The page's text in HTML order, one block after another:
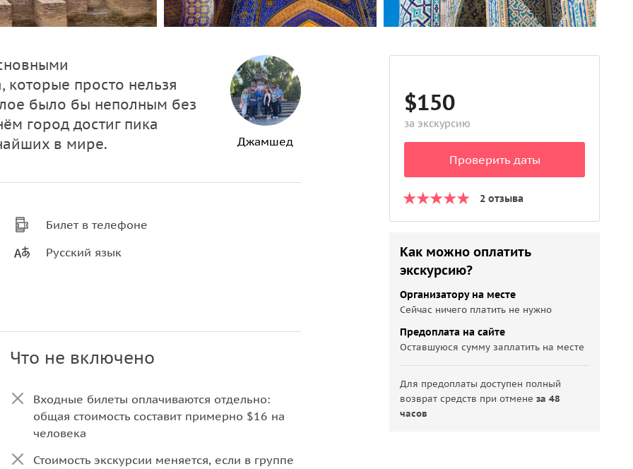
которые просто нельзя
было бы неполным без
город достиг пика
в мире.
Джамшед
Билет в телефоне
Русский язык
Что не включено
Входные билеты оплачиваются отдельно:
общая стоимость составит примерно $16 на
человека
Стоимость экскурсии меняется, если в группе
$150
за экскурсию
Проверить даты
2 отзыва
Как можно оплатить
экскурсию?
Организатору на месте
Сейчас ничего платить не нужно
Предоплата на сайте
Оставшуюся сумму заплатить на месте
Для предоплаты доступен полный
возврат средств при отменеза 48
часов